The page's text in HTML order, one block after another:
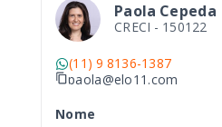
Paola Cepeda
CRECI - 150122
(11) 9 8136-1387
paola@elo11.com
Nome